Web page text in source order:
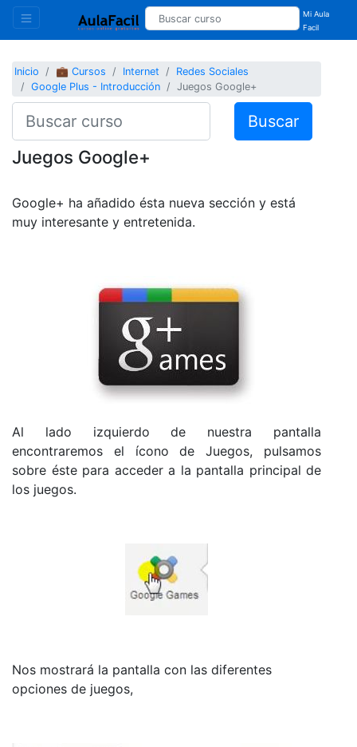
Mi Aula
Facil
Inicio 💼 Cursos Internet
Redes Sociales
Google Plus - Introducción
Juegos Google+
Buscar
Juegos Google+
Google+ ha añadido ésta nueva sección y está
muy interesante y entretenida.
Al lado izquierdo de nuestra pantalla
encontraremos el ícono de Juegos, pulsamos
sobre éste para acceder a la pantalla principal de
los juegos.
Nos mostrará la pantalla con las diferentes
opciones de juegos,